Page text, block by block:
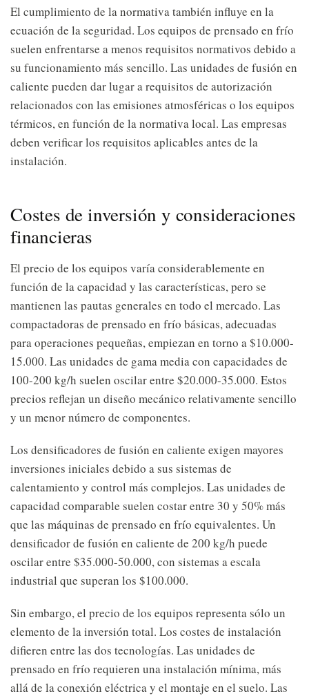
El cumplimiento de la normativa también influye en la
ecuación de la seguridad. Los equipos de prensado en frío
suelen enfrentarse a menos requisitos normativos debido a
su funcionamiento más sencillo. Las unidades de fusión en
caliente pueden dar lugar a requisitos de autorización
relacionados con las emisiones atmosféricas o los equipos
térmicos, en función de la normativa local. Las empresas
deben verificar los requisitos aplicables antes de la
instalación.
Costes de inversión y consideraciones
financieras
El precio de los equipos varía considerablemente en
función de la capacidad y las características, pero se
mantienen las pautas generales en todo el mercado. Las
compactadoras de prensado en frío básicas, adecuadas
para operaciones pequeñas, empiezan en torno a $10.000-
15.000. Las unidades de gama media con capacidades de
100-200 kg/h suelen oscilar entre $20.000-35.000. Estos
precios reflejan un diseño mecánico relativamente sencillo
y un menor número de componentes.
Los densificadores de fusión en caliente exigen mayores
inversiones iniciales debido a sus sistemas de
calentamiento y control más complejos. Las unidades de
capacidad comparable suelen costar entre 30 y 50% más
que las máquinas de prensado en frío equivalentes. Un
densificador de fusión en caliente de 200 kg/h puede
oscilar entre $35.000-50.000, con sistemas a escala
industrial que superan los $100.000.
Sin embargo, el precio de los equipos representa sólo un
elemento de la inversión total. Los costes de instalación
difieren entre las dos tecnologías. Las unidades de
prensado en frío requieren una instalación mínima, más
allá de la conexión eléctrica y el montaje en el suelo. Las